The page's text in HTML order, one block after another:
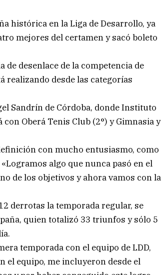
histórica en la Liga de Desarrollo, ya
mejores del certamen y sacó boleto
de desenlace de la competencia de
realizando desde las categorías
Sandrín de Córdoba, donde Instituto
Oberá Tenis Club (2°) y Gimnasia y
con mucho entusiasmo, como
algo que nunca pasó en el
de los objetivos y ahora vamos con la
derrotas la temporada regular, se
quien totalizó 33 triunfos y sólo 5
temporada con el equipo de LDD,
el equipo, me incluyeron desde el